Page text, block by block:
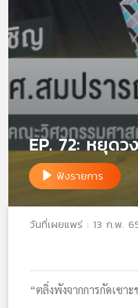
EP. 72: หยุดว
ฟังรายการ
วันที่เผยแพร่ : 13 ก.พ.
“ตลิ่งพังจากการกัดเซา